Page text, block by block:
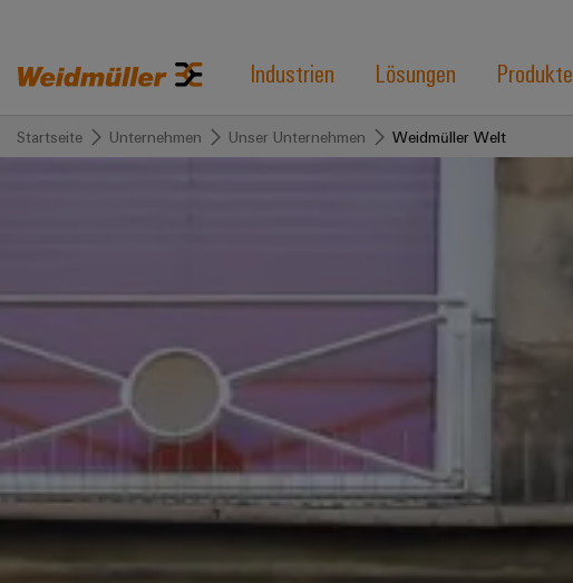
Industrien Lösungen Produkte
Startseite Unternehmen Unser Unternehmen Weidmüller Welt